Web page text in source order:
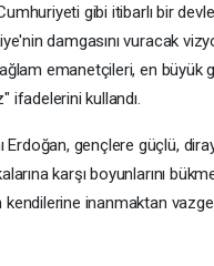
gibi itibarlı bir
damgasını vuracak
sağlam emanetçileri, en büyük
ifadelerini kullandı.
Erdoğan, gençlere güçlü,
karşı boyunlarını
inanmaktan